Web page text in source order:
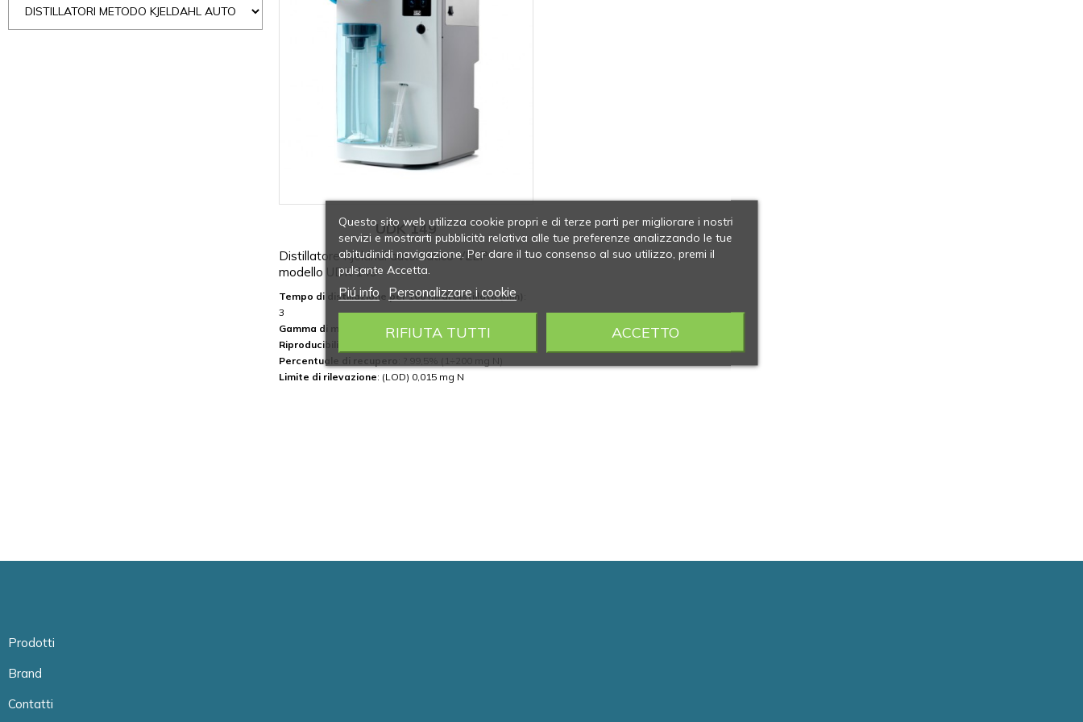
UDK 149
Distillatore Kjeldhal automatico VELP
modello UDK 149
Tempo di distillazione per 100 ml di distillato (min)
3
Gamma di misurazione (mg N): 0,04 ÷ 220
Riproducibilità
Percentuale di recupero : ? 99,5% (1÷200 mg N)
Limite di rilevazione: (LOD) 0,015 mg N
Prodotti
Brand
Contatti
Questo sito web utilizza cookie propri e di terze parti per migliorare i nostri
servizi e mostrarti pubblicità relativa alle tue preferenze analizzando le tue
abitudinidi navigazione. Per dare il tuo consenso al suo utilizzo, premi il
pulsante Accetta.
Piú info Personalizzare i cookie
RIFIUTA TUTTI ACCETTO